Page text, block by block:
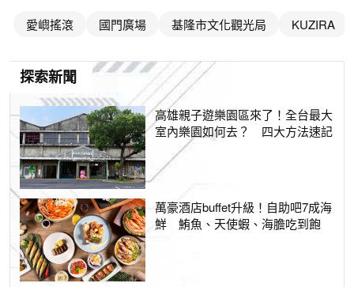
愛嶼搖滾 國門廣場 基隆市文化觀光局 KUZIRA
探索新聞
高雄親子遊樂園區來了！全台最大
室內樂園如何去？ 四大方法速記
萬豪酒店buffet升級！自助吧7成海
鮮 鮪魚、天使蝦、海膽吃到飽